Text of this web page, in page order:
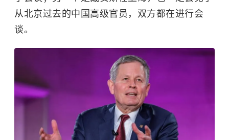
从北京过去的中国高级官员，双方都在进行会
谈。